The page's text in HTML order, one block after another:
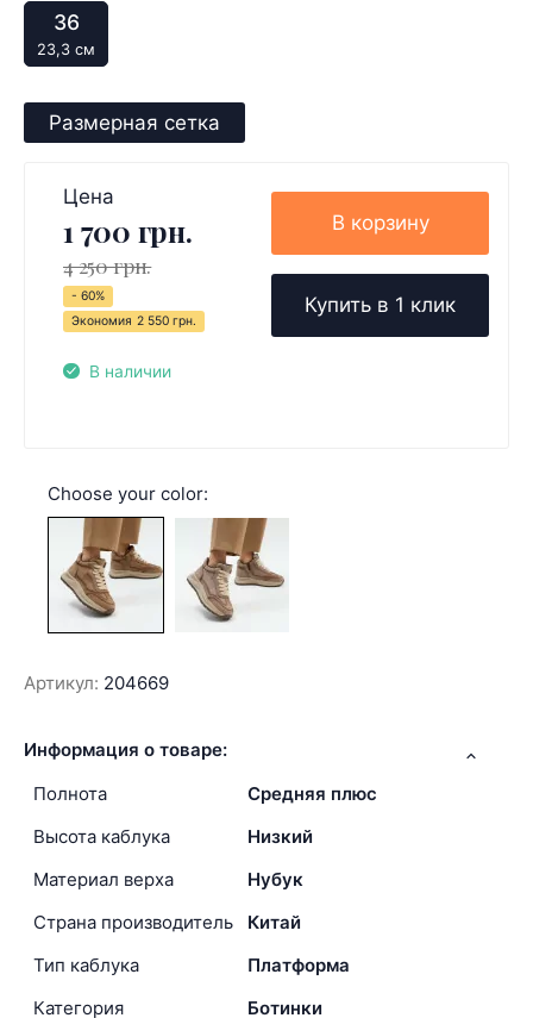
36
23,3 см
Размерная сетка
Цена
1 700 грн.
4 250 грн.
- 60%
Экономия 2 550 грн.
В наличии
В корзину
Купить в 1 клик
Choose your color:
Артикул: 204669
Информация о товаре:
Полнота
Средняя плюс
Высота каблука
Низкий
Материал верха
Нубук
Страна производитель
Китай
Тип каблука
Платформа
Категория
Ботинки